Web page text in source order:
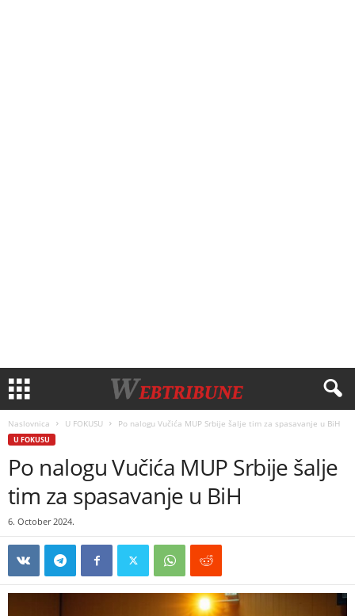
Naslovnica U FOKUSU Po nalogu Vučića MUP Srbije šalje tim za spasavanje u BiH
U FOKUSU
Po nalogu Vučića MUP Srbije šalje
tim za spasavanje u BiH
6. October 2024.